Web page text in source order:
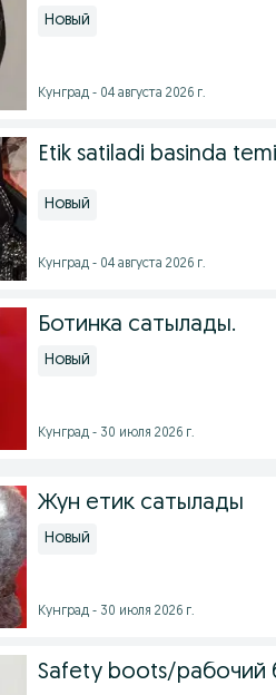
Новый
Кунград - 04 августа 2026 г.
Etik satiladi basinda
Новый
Кунград - 04 августа 2026 г.
Ботинка сатылады.
Новый
Кунград - 30 июля 2026 г.
Жун етик сатылады
Новый
Кунград - 30 июля 2026 г.
Safety boots/рабочий